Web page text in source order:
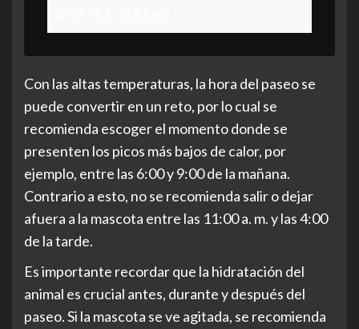
Con las altas temperaturas, la hora del paseo se
puede convertir en un reto, por lo cual se
recomienda escoger el momento donde se
presenten los picos más bajos de calor, por
ejemplo, entre las 6:00 y 9:00 de la mañana.
Contrario a esto, no se recomienda salir o dejar
afuera a la mascota entre las 11:00 a. m. y las 4:00
de la tarde.
Es importante recordar que la hidratación del
animal es crucial antes, durante y después del
paseo. Si la mascota se ve agitada, se recomienda